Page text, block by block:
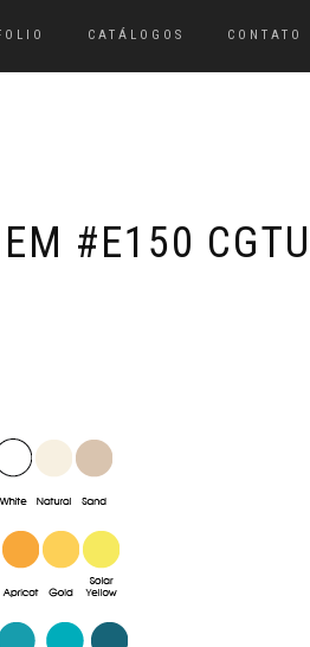
CATÁLOGOS CONTATO
#E150